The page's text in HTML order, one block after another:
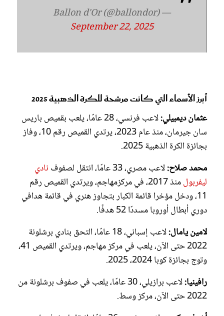
— Ballon d'Or (@ballondor)
September 22, 2025
أبرز الأسماء التي كانت مرشحة للكرة الذهبية 2025
عثمان ديمبيلي:
لاعب فرنسي، 28 عامًا، يلعب بقميص باريس
سان جيرمان، منذ عام 2023، يرتدي القميص رقم 10، وفاز
بجائزة الكرة الذهبية 2025.
محمد صلاح:لاعب مصري، 33 عامًا، انتقل لصفوف
نادي
ليفربول
منذ 2017، في مركزمهاجم، ويرتدي القميص رقم
11، ودخل مؤخرا قائمة الكبار بتجاوز هنري في قائمة هدافي
دوري أبطال أوروبا مسددًا 52 هدفًا.
لامين يامال:
لاعب إسباني، 18 عامًا، التحق بنادي برشلونة
2022 حتى الآن، يلعب في مركز مهاجم، ويرتدي القميص 41،
وتوج بجائزة كوبا 2024، 2025.
رافينيا:
لاعب برازيلي، 30 عامًا، يلعب في صفوف برشلونة من
2022 حتى الآن، مركز وسط.